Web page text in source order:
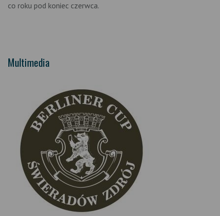
co roku pod koniec czerwca.
Multimedia